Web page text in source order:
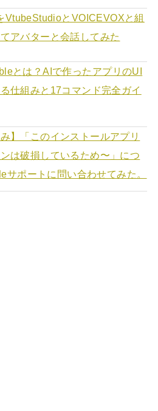
VtubeStudioとVOICEVOXと組
アバターと会話してみた
とは？AIで作ったアプリのUI
仕組みと17コマンド完全ガイ
み】「このインストールアプリ
は破損しているため〜」につ
サポートに問い合わせてみた。